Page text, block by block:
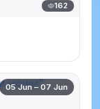
162
05 Jun – 07 Jun